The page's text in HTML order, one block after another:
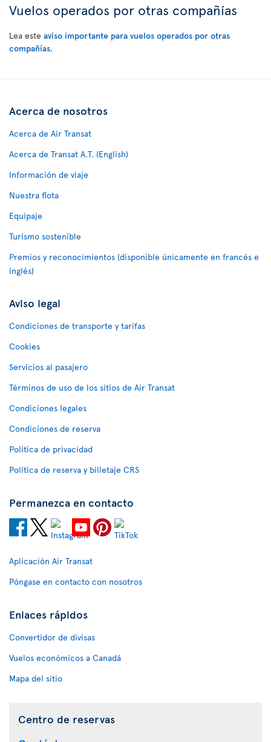
Vuelos operados por otras compañías
Lea este aviso importante para vuelos operados por otras
compañías.
Acerca de nosotros
Acerca de Air Transat
Acerca de Transat A.T. (English)
Información de viaje
Nuestra flota
Equipaje
Turismo sostenible
Premios y reconocimientos (disponible únicamente en francés e
inglés)
Aviso legal
Condiciones de transporte y tarifas
Cookies
Servicios al pasajero
Términos de uso de los sitios de Air Transat
Condiciones legales
Condiciones de reserva
Política de privacidad
Política de reserva y billetaje CRS
Permanezca en contacto
Aplicación Air Transat
Póngase en contacto con nosotros
Enlaces rápidos
Convertidor de divisas
Vuelos económicos a Canadá
Mapa del sitio
Centro de reservas